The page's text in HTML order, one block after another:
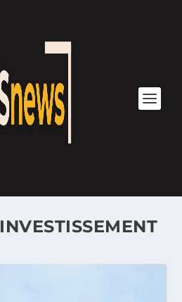
INVESTISSEMENT